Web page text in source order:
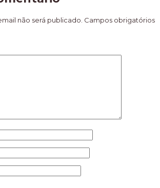
não será publicado. Campos obrigatórios